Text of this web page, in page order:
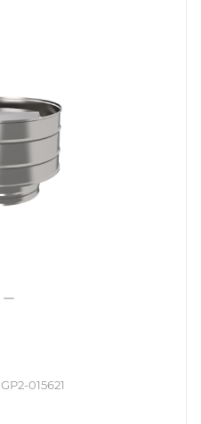
GP2-015621